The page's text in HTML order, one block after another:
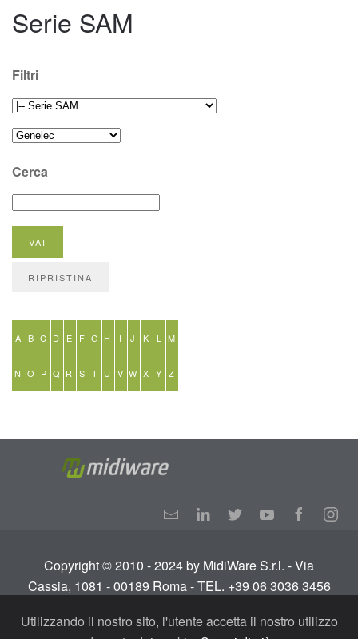
Serie SAM
Filtri
Cerca
A B C D E F G H I J K L M
N O P Q R S T U V W X Y Z
Copyright © 2010 - 2024 by MidiWare S.r.l. - Via
Cassia, 1081 - 00189 Roma - TEL. +39 06 3036 3456
Tutti i diritti riservati.Termini e condizioni-Privacy
Utilizzando il nostro sito, l'utente accetta il nostro utilizzo